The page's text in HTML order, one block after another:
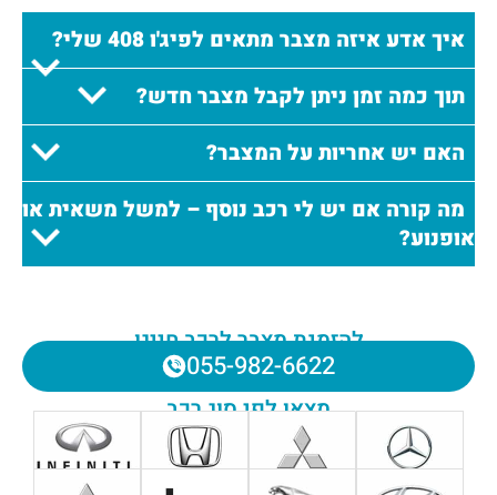
להזמנת מצבר לרכב חייגו
055-982-6622
מצאו לפי סוג רכב
איך אדע איזה מצבר מתאים לפיג'ו 408 שלי?
תוך כמה זמן ניתן לקבל מצבר חדש?
האם יש אחריות על המצבר?
מה קורה אם יש לי רכב נוסף – למשל משאית או
אופנוע?